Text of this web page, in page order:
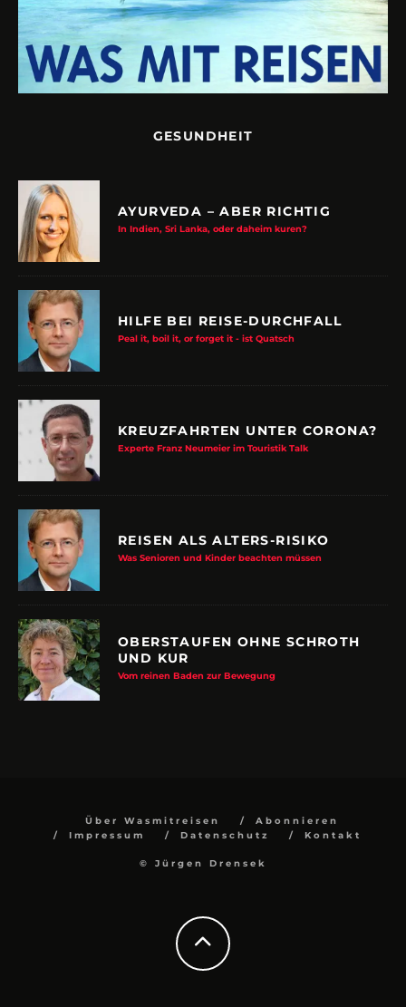
GESUNDHEIT
AYURVEDA – ABER RICHTIG
In Indien, Sri Lanka, oder daheim kuren?
HILFE BEI REISE-DURCHFALL
Peal it, boil it, or forget it - ist Quatsch
KREUZFAHRTEN UNTER CORONA?
Experte Franz Neumeier im Touristik Talk
REISEN ALS ALTERS-RISIKO
Was Senioren und Kinder beachten müssen
OBERSTAUFEN OHNE SCHROTH
UND KUR
Vom reinen Baden zur Bewegung
Über Wasmitreisen
Abonnieren
Impressum
Datenschutz Kontakt
© Jürgen Drensek